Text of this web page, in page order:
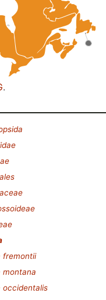
.
fremontii
montana
occidentalis